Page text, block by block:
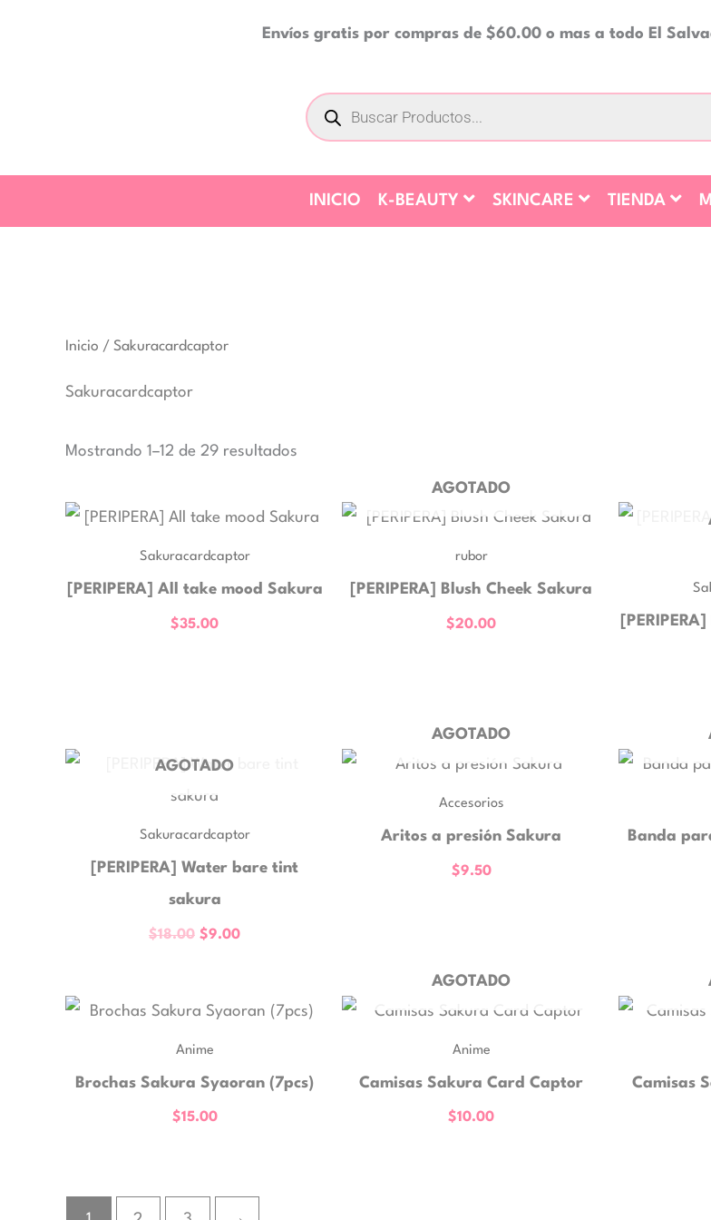
Envíos gratis por compras de $60.00 o mas a todo El
Búsqueda
de
productos
INICIO K-BEAUTY SKINCARE TIENDA
Inicio / Sakuracardcaptor
Sakuracardcaptor
Mostrando 1–12 de 29 resultados
Sakuracardcaptor
[PERIPERA] All take mood Sakura
$35.00
AGOTADO
rubor
[PERIPERA] Blush Cheek Sakura
$20.00
AGOTADO
Sakuracardcaptor
[PERIPERA] Water bare tint
sakura
$18.00
El
original
$18.00.
$9.00
$9.00.
AGOTADO
Accesorios
Aritos a presión Sakura
$9.50
Banda
Anime
Brochas Sakura Syaoran (7pcs)
$15.00
AGOTADO
Anime
Camisas Sakura Card Captor
$10.00
Camisas